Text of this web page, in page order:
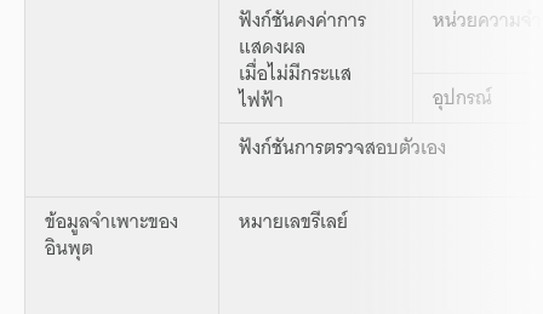
ฟังก์ชันคงค่าการ
แสดงผล
เมื่อไม่มีกระแส
ไฟฟ้า
หน่วยความจ
อุปกรณ์
ฟังก์ชันการตรวจสอบตัวเอง
ข้อมูลจำเพาะของ
อินพุต
หมายเลขรีเลย์